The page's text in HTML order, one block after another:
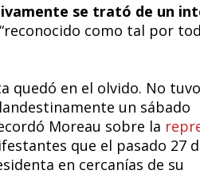
se trató de un
como tal por
quedó en el olvido. No tuvo
un sábado
Moreau sobre la
que el pasado 27
en cercanías de su